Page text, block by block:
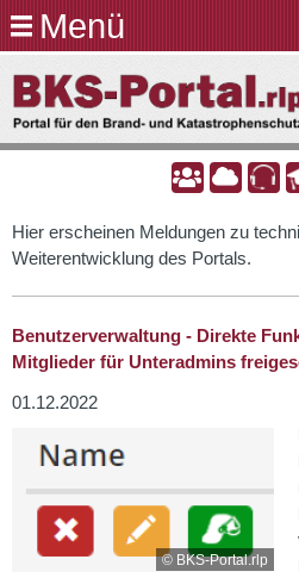
zum
Inhalt
BKS-
Portal.rlp
A
Hier erscheinen Meldungen zu
Weiterentwicklung des Portals.
Benutzerverwaltung - Direkte
Mitglieder für Unteradmins
01.12.2022
© BKS-Portal.rlp
Menü